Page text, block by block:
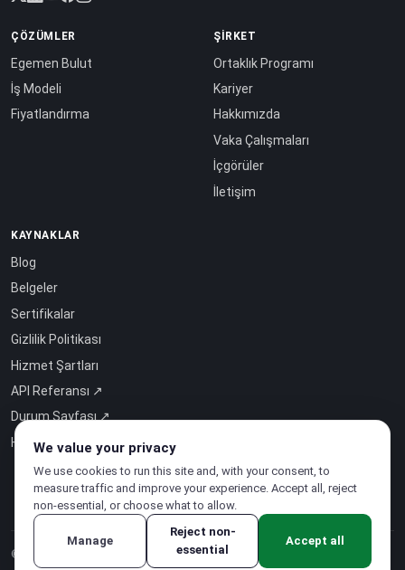
ÇÖZÜMLER
Egemen Bulut
İş Modeli
Fiyatlandırma
ŞIRKET
Ortaklık Programı
Kariyer
Hakkımızda
Vaka Çalışmaları
İçgörüler
İletişim
KAYNAKLAR
Blog
Belgeler
Sertifikalar
Gizlilik Politikası
Hizmet Şartları
API Referansı ↗
Durum Sayfası ↗
Hizmet-Olarak-Zeka ↗
© 2026 CloudSigma Holding AG.Tüm hakları saklıdır
We value your privacy
We use cookies to run this site and, with your consent, to
measure traffic and improve your experience. Accept all, reject
non-essential, or choose what to allow.
Manage
Reject non-
essential
Accept all